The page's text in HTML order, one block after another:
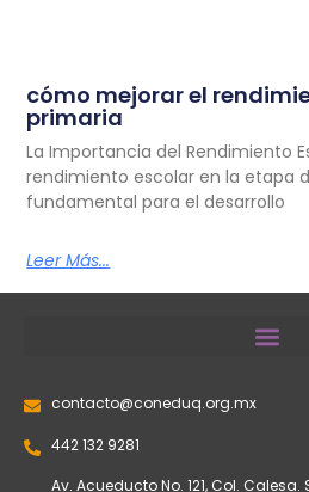
cómo mejorar el
primaria
La Importancia del Rendimiento
rendimiento escolar en la etapa
fundamental para el desarrollo
Leer Más...
contacto@coneduq.org.mx
442 132 9281
Av. Acueducto No. 121, Col.